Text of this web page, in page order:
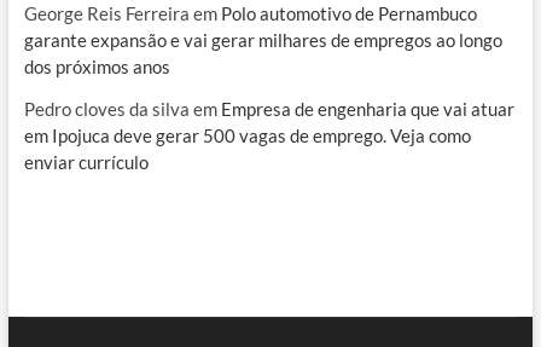
George Reis Ferreira em Polo automotivo de Pernambuco
garante expansão e vai gerar milhares de empregos ao longo
dos próximos anos
Pedro cloves da silva em Empresa de engenharia que vai atuar
em Ipojuca deve gerar 500 vagas de emprego. Veja como
enviar currículo